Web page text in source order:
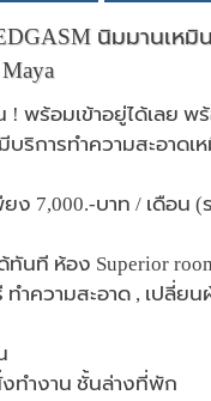
นิมมานเหมิ
! พร้อมเข้าอยู่ได้เลย พ
บริการทำความสะอาดเ
ยง 7,000.-บาท / เดือน
ทันที ห้อง Superior
ำความสะอาด , เปลี่ยน
ทำงาน ชั้นล่างที่พัก